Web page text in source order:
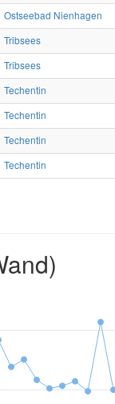
Ostseebad Nienhagen
Tribsees
Tribsees
Techentin
Techentin
Techentin
Techentin